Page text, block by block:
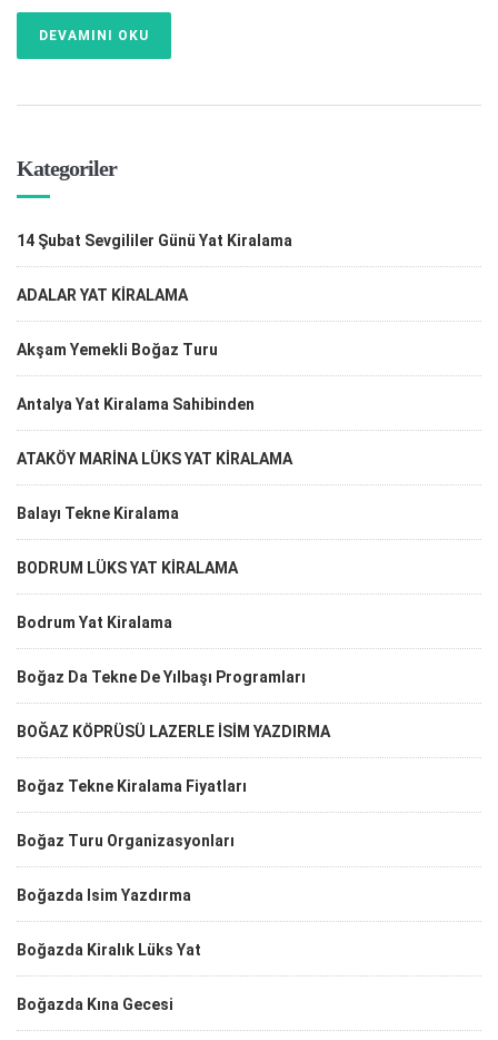
DEVAMINI OKU
Kategoriler
14 Şubat Sevgililer Günü Yat Kiralama
ADALAR YAT KİRALAMA
Akşam Yemekli Boğaz Turu
Antalya Yat Kiralama Sahibinden
ATAKÖY MARİNA LÜKS YAT KİRALAMA
Balayı Tekne Kiralama
BODRUM LÜKS YAT KİRALAMA
Bodrum Yat Kiralama
Boğaz Da Tekne De Yılbaşı Programları
BOĞAZ KÖPRÜSÜ LAZERLE İSİM YAZDIRMA
Boğaz Tekne Kiralama Fiyatları
Boğaz Turu Organizasyonları
Boğazda Isim Yazdırma
Boğazda Kiralık Lüks Yat
Boğazda Kına Gecesi